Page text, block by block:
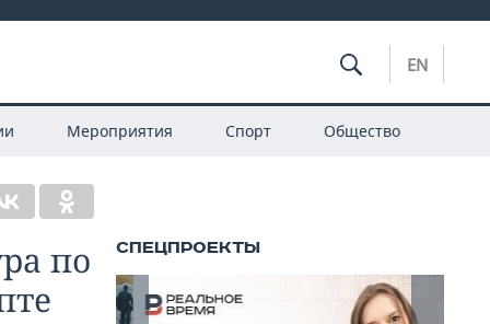
EN
Мероприятия Спорт Общество
по